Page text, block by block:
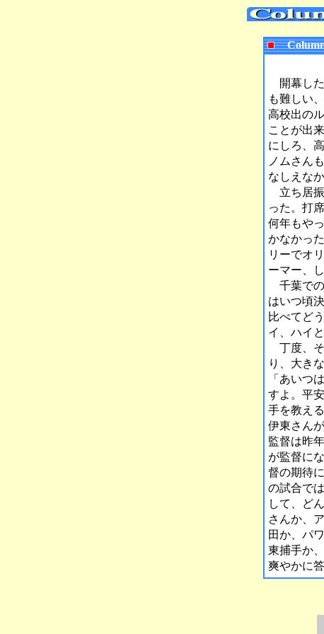
Column
開幕した
も難しい
高校出の
ことが出
にしろ、
ノムさん
なしえな
立ち居振
った。打
何年もや
かなかっ
リーでオ
ーマー、
千葉での
はいつ頃
比べてど
イ、ハイ
丁度、そ
り、大き
「あいつ
すよ。平
手を教え
伊東さん
監督は昨
が監督に
督の期待
の試合で
して、ど
さんか、
田か、パ
東捕手か
爽やかに